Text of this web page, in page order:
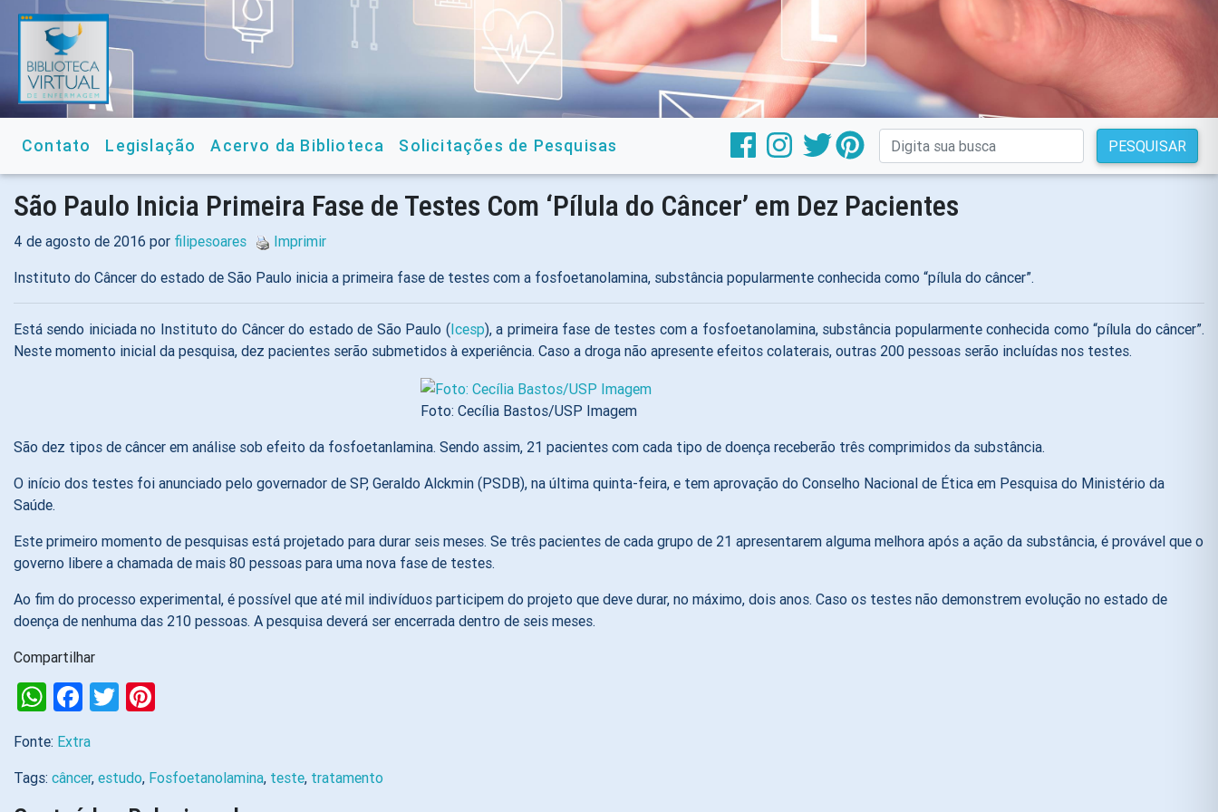
Contato Legislação Acervo da Biblioteca Solicitações de Pesquisas PESQUISAR
São Paulo Inicia Primeira Fase de Testes Com ‘Pílula do Câncer’ em Dez Pacientes
4 de agosto de 2016 por filipesoares
Imprimir
Instituto do Câncer do estado de São Paulo inicia a primeira fase de testes com a fosfoetanolamina, substância popularmente conhecida como “pílula do câncer”.
Está sendo iniciada no Instituto do Câncer do estado de São Paulo (Icesp), a primeira fase de testes com a fosfoetanolamina, substância popularmente conhecida como “pílula do câncer”.
Neste momento inicial da pesquisa, dez pacientes serão submetidos à experiência. Caso a droga não apresente efeitos colaterais, outras 200 pessoas serão incluídas nos testes.
Foto: Cecília Bastos/USP Imagem
São dez tipos de câncer em análise sob efeito da fosfoetanlamina. Sendo assim, 21 pacientes com cada tipo de doença receberão três comprimidos da substância.
O início dos testes foi anunciado pelo governador de SP, Geraldo Alckmin (PSDB), na última quinta-feira, e tem aprovação do Conselho Nacional de Ética em Pesquisa do Ministério da
Saúde.
Este primeiro momento de pesquisas está projetado para durar seis meses. Se três pacientes de cada grupo de 21 apresentarem alguma melhora após a ação da substância, é provável que o
governo libere a chamada de mais 80 pessoas para uma nova fase de testes.
Ao fim do processo experimental, é possível que até mil indivíduos participem do projeto que deve durar, no máximo, dois anos. Caso os testes não demonstrem evolução no estado de
doença de nenhuma das 210 pessoas. A pesquisa deverá ser encerrada dentro de seis meses.
Compartilhar
WhatsApp
Facebook
Twitter
Fonte: Extra
Tags: câncer, estudo, Fosfoetanolamina, teste, tratamento